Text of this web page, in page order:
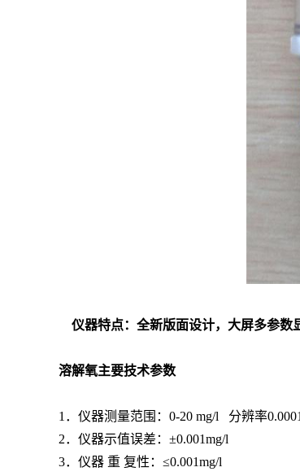
仪器特点：全新版面设计，大屏多参数
溶解氧主要技术参数
1．仪器测量范围：0-20 mg/l 分辨率
2．仪器示值误差：±0.001mg/l
3．仪器 重 复性：≤0.001mg/l